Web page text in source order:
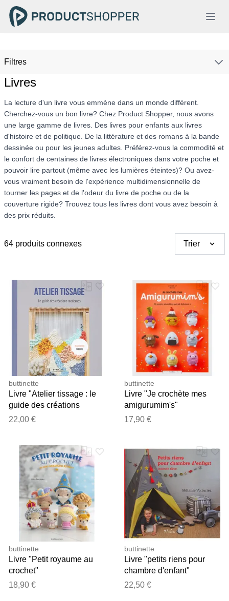
Filtres
Livres
La lecture d'un livre vous emmène dans un monde différent.
Cherchez-vous un bon livre? Chez Product Shopper, nous avons
une large gamme de livres. Des livres pour enfants aux livres
d'histoire et de politique. De la littérature et des romans à la bande
dessinée ou pour les jeunes adultes. Préférez-vous la commodité et
le confort de centaines de livres électroniques dans votre poche et
pouvoir lire partout (même avec les lumières éteintes)? Ou avez-
vous vraiment besoin de l'expérience multidimensionnelle de
tourner les pages et de l'odeur du livre de poche ou de la
couverture rigide? Trouvez tous les livres dont vous avez besoin à
des prix réduits.
64 produits connexes Trier
buttinette
Livre "Atelier tissage : le
guide des créations
modernes"
22,00 €
buttinette
Livre "Je crochète mes
amigurumim's"
17,90 €
buttinette
Livre "Petit royaume au
crochet"
18,90 €
buttinette
Livre "petits riens pour
chambre d'enfant"
22,50 €